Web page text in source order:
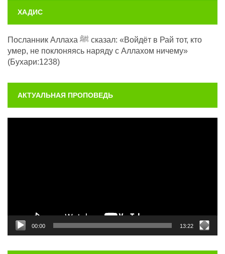
ХАДИС
Посланник Аллаха ﷺ сказал: «Войдёт в Рай тот, кто
умер, не поклоняясь наряду с Аллахом ничему»
(Бухари:1238)
АКТУАЛЬНАЯ ПРОПОВЕДЬ
00:00 13:22